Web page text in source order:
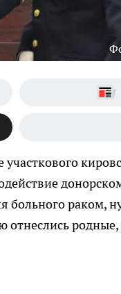
больного